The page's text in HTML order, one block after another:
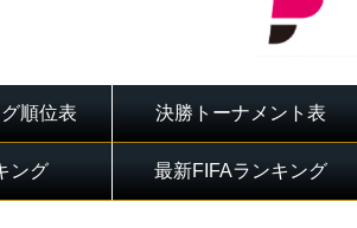
順位表 決勝トーナメント表
ング 最新FIFAランキング